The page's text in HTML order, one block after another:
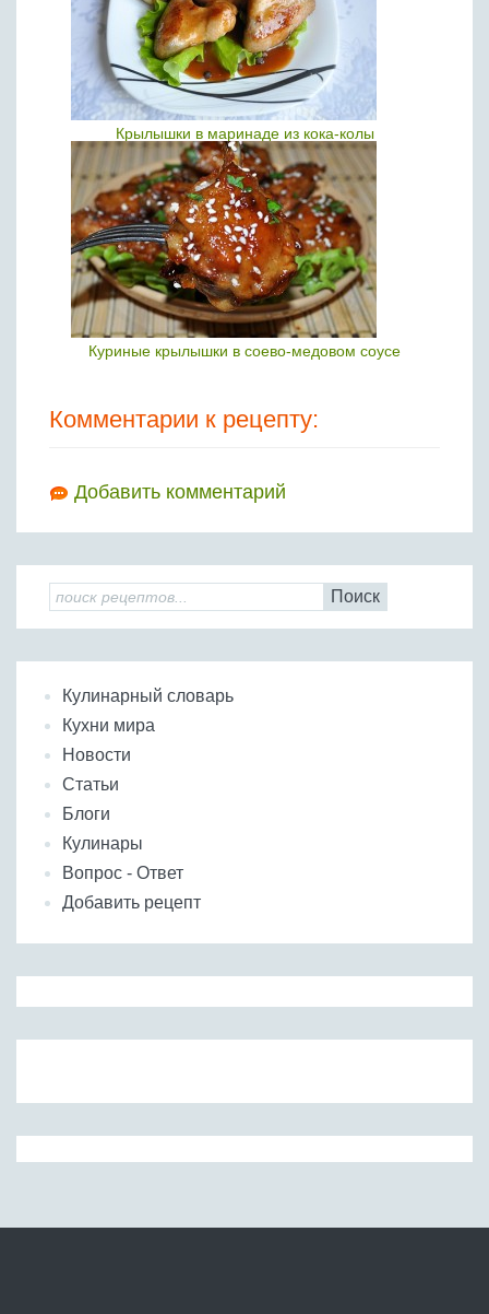
Крылышки в маринаде из кока-колы
Куриные крылышки в соево-медовом соусе
Комментарии к рецепту:
Добавить комментарий
Поиск
Кулинарный словарь
Кухни мира
Новости
Статьи
Блоги
Кулинары
Вопрос - Ответ
Добавить рецепт